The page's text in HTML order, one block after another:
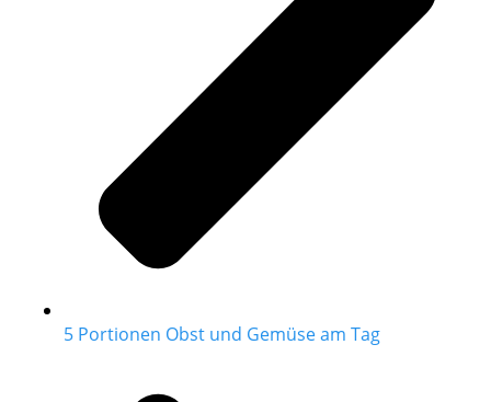
5 Portionen Obst und Gemüse am Tag